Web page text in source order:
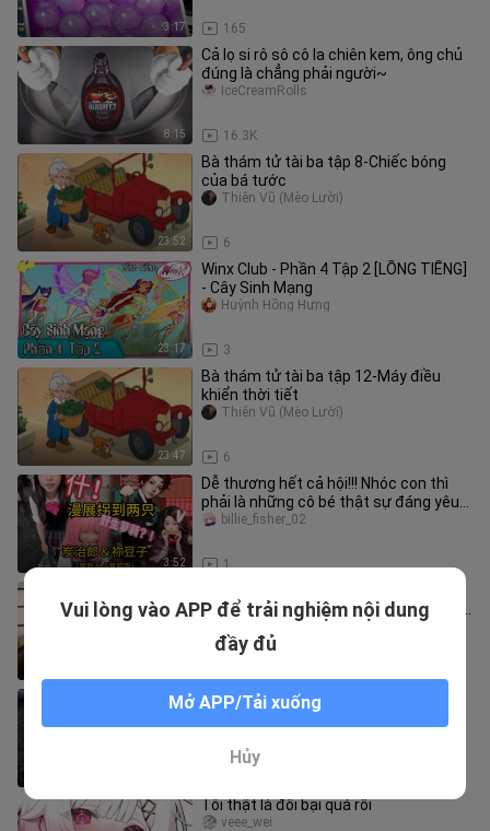
3:17 165
8:15
Cả lọ si rô sô cô la chiên kem, ông chủ
đúng là chẳng phải người~
16.3K
IceCreamRolls
23:52
Bà thám tử tài ba tập 8-Chiếc bóng
của bá tước
6
Thiên Vũ (Mèo Lười)
23:17
Winx Club - Phần 4 Tập 2 [LỒNG TIẾNG]
- Cây Sinh Mạng
3
Huỳnh Hồng Hưng
23:47
Bà thám tử tài ba tập 12-Máy điều
khiển thời tiết
6
Thiên Vũ (Mèo Lười)
3:52
Dễ thương hết cả hội!!! Nhóc con thì
phải là những cô bé thật sự đáng yêu
mới được!
1
billie_fisher_02
Yên】【Theo mạch truyện】Rất đáng
“Nam Cung Uyển” phiên bản cũ được
khôi phục, hiệu ứng sẽ ra sao? (Phần
Tôi thật là đồi bại quá rồi
veee_wei
Vui lòng vào APP để trải nghiệm nội dung
đầy đủ
Mở APP/Tải xuống
Hủy